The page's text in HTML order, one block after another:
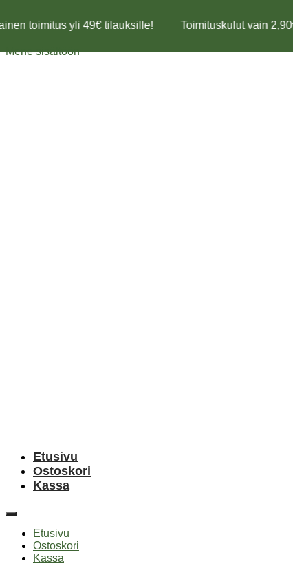
toimitus yli 49€ tilauksille! Toimituskulut vain 2,90€
Mene sisältöön
Etusivu
Ostoskori
Kassa
Etusivu
Ostoskori
Kassa